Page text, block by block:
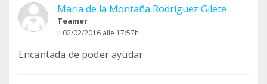
Maria de la Montaña Rodríguez Gilete
Teamer
il 02/02/2016 alle 17:57h
Encantada de poder ayudar